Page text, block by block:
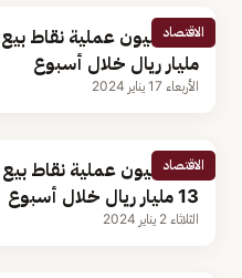
الاقتصاد
مليار ريال خلال أسبوع
الأربعاء 17 يناير 2024
الاقتصاد198مليون عملية نقاط
13 مليار ريال خلال أسبوع
الثلاثاء 2 يناير 2024